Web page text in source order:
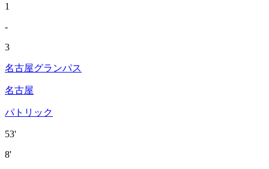
1
-
3
名古屋グランパス
名古屋
パトリック
53'
8'